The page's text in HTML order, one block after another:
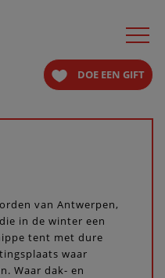
Toggle
DOE EEN GIFT
van Antwerpen,
in de winter een
tent met dure
waar
Waar dak- en